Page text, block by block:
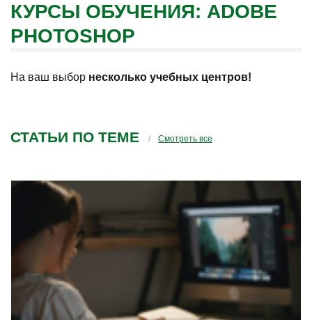
КУРСЫ ОБУЧЕНИЯ: ADOBE
PHOTOSHOP
На ваш выбор несколько учебных центров!
СТАТЬИ ПО ТЕМЕ Смотреть все